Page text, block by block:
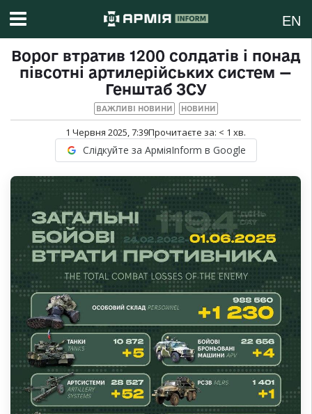
EN
Ворог втратив 1200 солдатів і понад
півсотні артилерійських систем —
Генштаб ЗСУ
ВАЖЛИВІ НОВИНИ НОВИНИ
1 Червня 2025, 7:39Прочитаєте за: < 1 хв.
Слідкуйте за АрміяInform в Google